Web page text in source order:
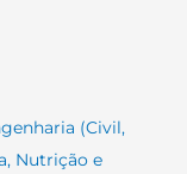
(Civil,
Nutrição e